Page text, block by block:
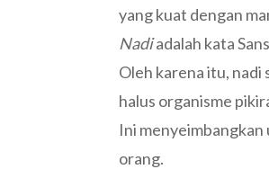
yang kuat dengan
Nadiadalah kata
Oleh karena itu,
halus organisme
Ini
orang.